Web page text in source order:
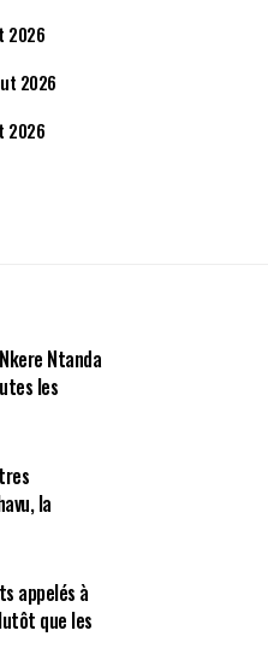
2026
2026
2026
Ntanda
les
la
appelés à
que les